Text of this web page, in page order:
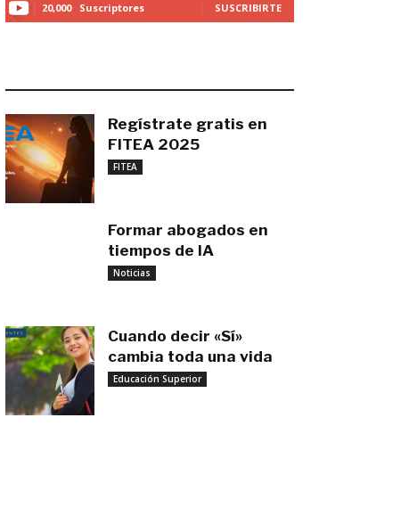
20,000 Suscriptores SUSCRIBIRTE
Regístrate gratis en
FITEA 2025
FITEA
Formar abogados en
tiempos de IA
Noticias
Cuando decir «Sí»
cambia toda una vida
Educación Superior